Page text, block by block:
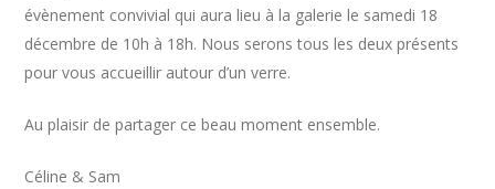
évènement convivial qui aura lieu à la galerie le samedi 18
décembre de 10h à 18h. Nous serons tous les deux présents
pour vous accueillir autour d’un verre.
Au plaisir de partager ce beau moment ensemble.
Céline & Sam